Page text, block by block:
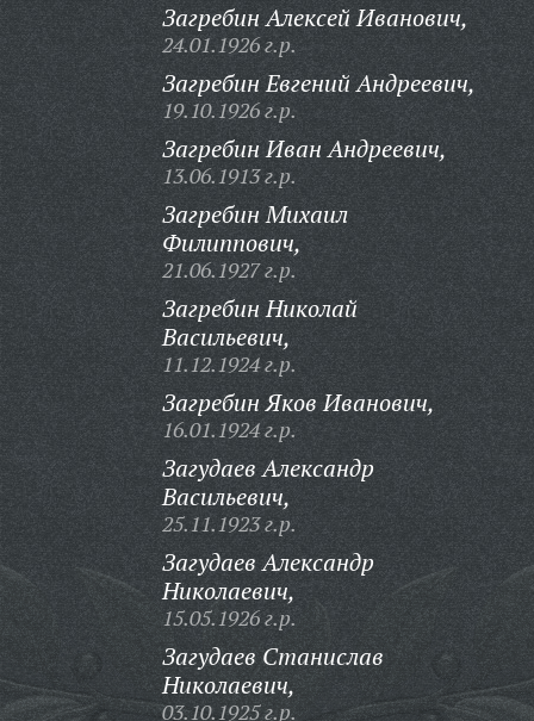
Загребин Алексей Иванович,
24.01.1926 г.р.
Загребин Евгений Андреевич,
19.10.1926 г.р.
Загребин Иван Андреевич,
13.06.1913 г.р.
Загребин Михаил
Филиппович,
21.06.1927 г.р.
Загребин Николай
Васильевич,
11.12.1924 г.р.
Загребин Яков Иванович,
16.01.1924 г.р.
Загудаев Александр
Васильевич,
25.11.1923 г.р.
Загудаев Александр
Николаевич,
15.05.1926 г.р.
Загудаев Станислав
Николаевич,
03.10.1925 г.р.